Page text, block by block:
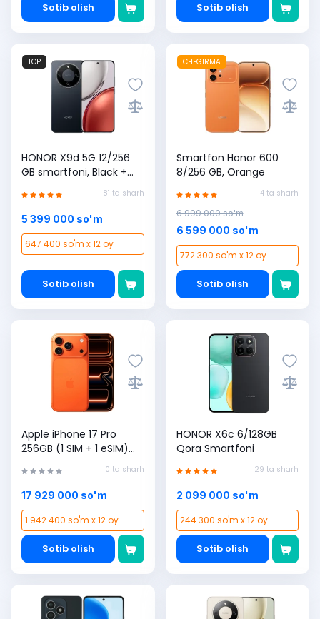
Sotib olish Sotib olish
TOP
HONOR X9d 5G 12/256
GB smartfoni, Black +
Uzmobile SIM karta
sovg'a (1 yilga 365 GB
bonus)
81 ta sharh
5 399 000 so'm
647 400 so'm x 12 oy
Sotib olish
CHEGIRMA
Smartfon Honor 600
8/256 GB, Orange
4 ta sharh
6 999 000 so'm
6 599 000 so'm
772 300 so'm x 12 oy
Sotib olish
Apple iPhone 17 Pro
256GB (1 SIM + 1 eSIM)
smartfoni
0 ta sharh
17 929 000 so'm
1 942 400 so'm x 12 oy
Sotib olish
HONOR X6c 6/128GB
Qora Smartfoni
29 ta sharh
2 099 000 so'm
244 300 so'm x 12 oy
Sotib olish